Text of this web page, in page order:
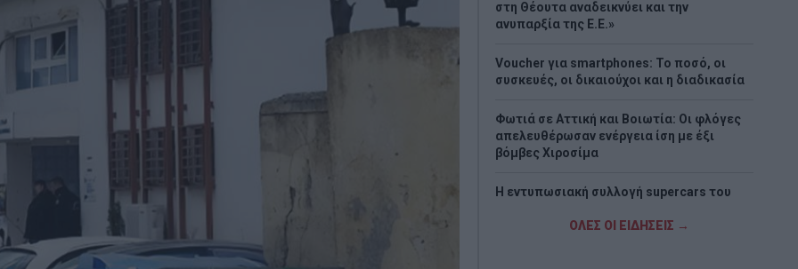
στη Θέουτα αναδεικνύει και την
ανυπαρξία της Ε.Ε.»
Voucher για smartphones: Το ποσό, οι
συσκευές, οι δικαιούχοι και η διαδικασία
Φωτιά σε Αττική και Βοιωτία: Οι φλόγες
απελευθέρωσαν ενέργεια ίση με έξι
βόμβες Χιροσίμα
H εντυπωσιακή συλλογή supercars του
ΟΛΕΣ ΟΙ ΕΙΔΗΣΕΙΣ →